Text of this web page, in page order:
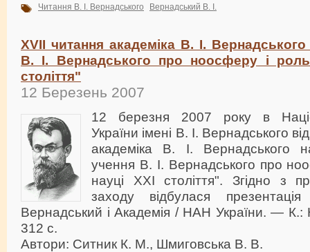
Читання В. І. Вернадського Вернадський В. І.
XVII читання академіка В. І.
В. І. Вернадського про ноосферу і
століття"
12 Березень 2007
12 березня 2007 року в
України імені В. І. Вернадського
академіка В. І. Вернадського
учення В. І. Вернадського про
науці XXI століття". Згідно з
заходу відбулася
Вернадський і Академія / НАН України. — К.:
312 с.
Автори: Ситник К. М., Шмиговська В. В.